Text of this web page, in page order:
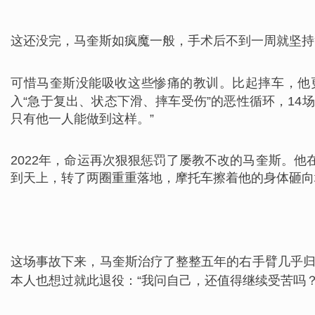
这还没完，马奎斯如疯魔一般，手术后不到一周就坚
可惜马奎斯没能吸收这些惨痛的教训。
比起摔车，
入“急于复出、状态下滑、摔车受伤”的恶性循环，
只有他一人能做到这样。”
2022年，命运再次狠狠惩罚了屡教不改的马奎斯。
到天上，转了两圈重重落地，摩托车擦着他的身体砸
这场事故下来，马奎斯治疗了整整五年的右手臂几乎
本人也想过就此退役：“我问自己，还值得继续受苦